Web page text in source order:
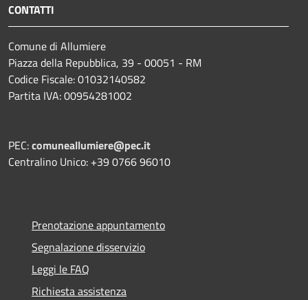
CONTATTI
Comune di Allumiere
Piazza della Repubblica, 39 - 00051 - RM
Codice Fiscale: 01032140582
Partita IVA: 00954281002
PEC:comuneallumiere@pec.it
Centralino Unico: +39 0766 96010
Prenotazione appuntamento
Segnalazione disservizio
Leggi le FAQ
Richiesta assistenza